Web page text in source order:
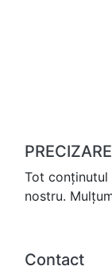
Tot conținutul
nostru.
Contact